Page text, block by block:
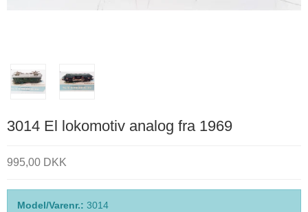
3014 El lokomotiv analog fra 1969
995,00 DKK
Model/Varenr.: 3014